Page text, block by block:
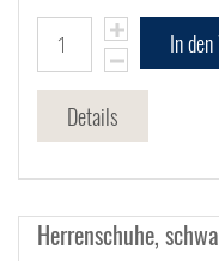
In
Details
Herrenschuhe,